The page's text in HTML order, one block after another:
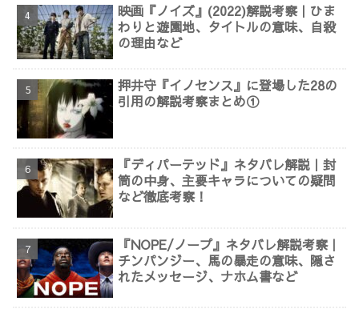
映画『ノイズ』(2022)解説考察｜ひま
わりと遊園地、タイトルの意味、自殺
の理由など
押井守『イノセンス』に登場した28の
引用の解説考察まとめ①
『ディパーテッド』ネタバレ解説｜封
筒の中身、主要キャラについての疑問
など徹底考察！
『NOPE/ノープ』ネタバレ解説考察｜
チンパンジー、馬の暴走の意味、隠さ
れたメッセージ、ナホム書など